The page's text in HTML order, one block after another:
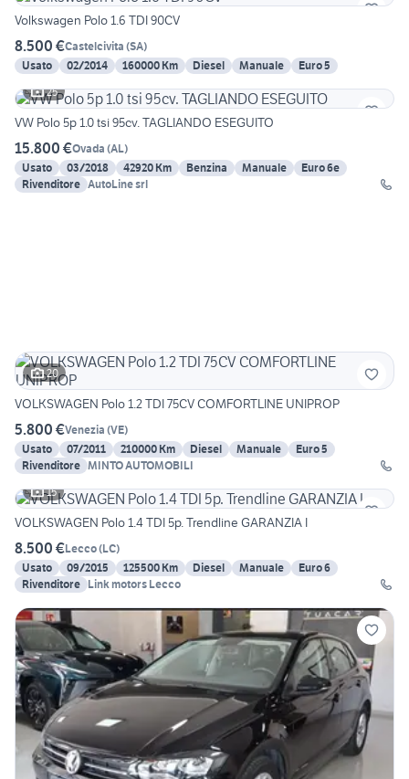
Volkswagen Polo 1.6 TDI 90CV
8.500 €Castelcivita (SA)
Usato
02/2014 160000 Km Diesel Manuale
Euro 5
25
VW Polo 5p 1.0 tsi 95cv. TAGLIANDO ESEGUITO
15.800 €Ovada (AL)
Usato
03/2018 42920 Km Benzina Manuale
Euro 6e
Rivenditore AutoLine srl
20
VOLKSWAGEN Polo 1.2 TDI 75CV COMFORTLINE UNIPROP
5.800 €Venezia (VE)
Usato
07/2011 210000 Km Diesel Manuale
Euro 5
Rivenditore MINTO AUTOMOBILI
15
VOLKSWAGEN Polo 1.4 TDI 5p. Trendline GARANZIA I
8.500 €Lecco(LC)
Usato
09/2015 125500 Km Diesel Manuale
Euro 6
Rivenditore Link motors Lecco